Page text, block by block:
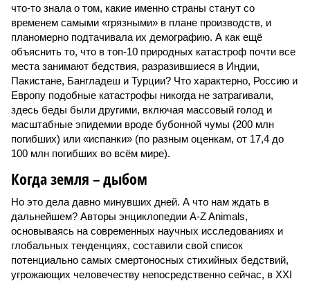
что-то знала о том, какие именно страны станут со
временем самыми «грязными» в плане производств, и
планомерно подтачивала их демографию. А как ещё
объяснить то, что в топ-10 природных катастроф почти все
места занимают бедствия, разразившиеся в Индии,
Пакистане, Бангладеш и Турции? Что характерно, Россию и
Европу подобные катастрофы никогда не затрагивали,
здесь беды были другими, включая массовый голод и
масштабные эпидемии вроде бубонной чумы (200 млн
погибших) или «испанки» (по разным оценкам, от 17,4 до
100 млн погибших во всём мире).
Когда земля – дыбом
Но это дела давно минувших дней. А что нам ждать в
дальнейшем? Авторы энциклопедии A-Z Animals,
основываясь на современных научных исследованиях и
глобальных тенденциях, составили свой список
потенциально самых смертоносных стихийных бедствий,
угрожающих человечеству непосредственно сейчас, в XXI